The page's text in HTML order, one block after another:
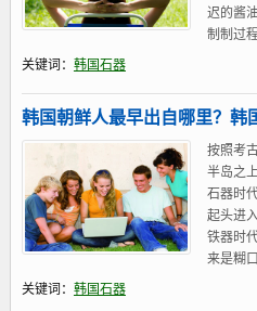
迟的酱
制制过
关键词： 韩国石器
韩国朝鲜人最早出自哪里？韩
按照考
半岛之
石器时
起头进
铁器时
来是糊
关键词： 韩国石器